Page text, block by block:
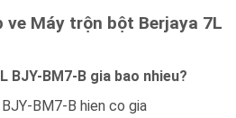
ve Máy trộn bột Berjaya 7L
BJY-BM7-B gia bao nhieu?
BM7-B hien co gia